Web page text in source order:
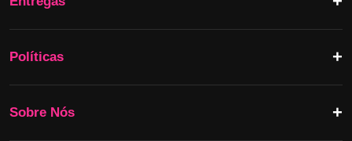
Políticas
Sobre Nós